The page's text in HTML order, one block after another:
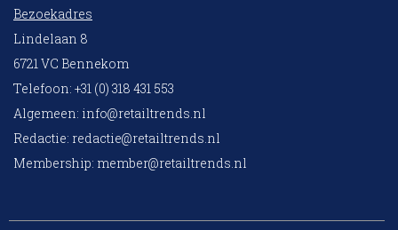
Bezoekadres
Lindelaan 8
6721 VC Bennekom
Telefoon: +31 (0) 318 431 553
Algemeen: info@retailtrends.nl
Redactie: redactie@retailtrends.nl
Membership: member@retailtrends.nl